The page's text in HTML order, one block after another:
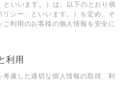
いいます。）は、以下のとおり個
シー」といいます。）を定め、そ
利用のお客様の個人情報を安全に
利⽤
慮した適切な個⼈情報の取得、利